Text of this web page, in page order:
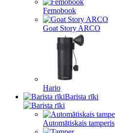
Femobook
Goat Story ARCO
Hario
Barista rīki
Automātiskais tamperis